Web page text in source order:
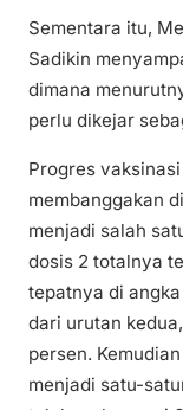
Sementara itu,
Sadikin
dimana
perlu dikejar
Progres
membanggakan
menjadi salah
dosis 2 totalnya
tepatnya di
dari urutan
persen.
menjadi satu-